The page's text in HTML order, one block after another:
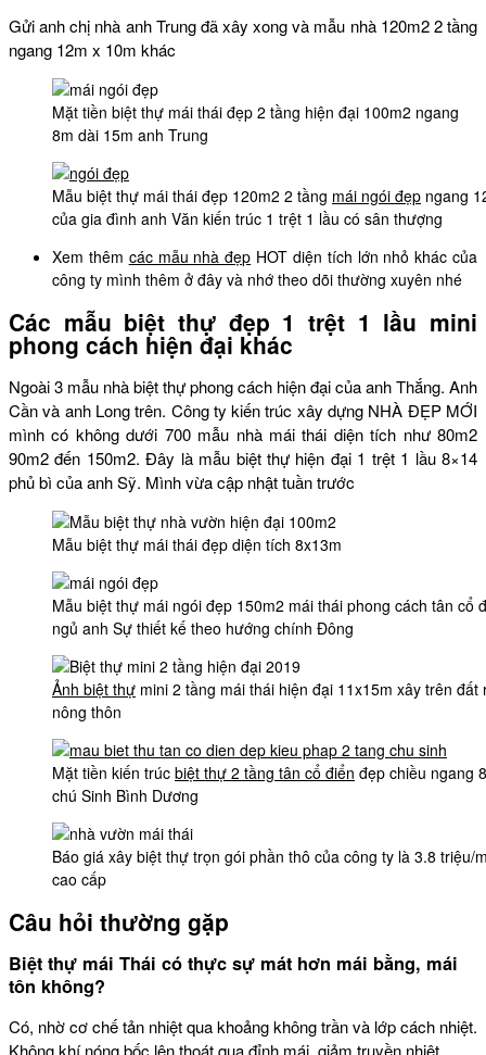
Gửi anh chị nhà anh Trung đã xây xong và mẫu nhà 120m2 2 tầng
ngang 12m x 10m khác
Mặt tiền biệt thự mái thái đẹp 2 tầng hiện đại 100m2 ngang
8m dài 15m anh Trung
Mẫu biệt thự mái thái đẹp 120m2 2 tầng mái ngói đẹp ngang
của gia đình anh Văn kiến trúc 1 trệt 1 lầu có sân thượng
Xem thêm các mẫu nhà đẹp HOT diện tích lớn nhỏ khác của
công ty mình thêm ở đây và nhớ theo dõi thường xuyên nhé
Các mẫu biệt thự đẹp 1 trệt 1 lầu mini
phong cách hiện đại khác
Ngoài 3 mẫu nhà biệt thự phong cách hiện đại của anh Thắng. Anh
Cần và anh Long trên. Công ty kiến trúc xây dựng NHÀ ĐẸP MỚI
mình có không dưới 700 mẫu nhà mái thái diện tích như 80m2
90m2 đến 150m2. Đây là mẫu biệt thự hiện đại 1 trệt 1 lầu 8×14
phủ bì của anh Sỹ. Mình vừa cập nhật tuần trước
Mẫu biệt thự mái thái đẹp diện tích 8x13m
Mẫu biệt thự mái ngói đẹp 150m2 mái thái phong cách tân cổ
ngủ anh Sự thiết kế theo hướng chính Đông
Ảnh biệt thự mini 2 tầng mái thái hiện đại 11x15m xây trên đất
nông thôn
Mặt tiền kiến trúc biệt thự 2 tầng tân cổ điển đẹp chiều ngang
chú Sinh Bình Dương
Báo giá xây biệt thự trọn gói phần thô của công ty là 3.8 triệu/
cao cấp
Câu hỏi thường gặp
Biệt thự mái Thái có thực sự mát hơn mái bằng, mái
tôn không?
Có, nhờ cơ chế tản nhiệt qua khoảng không trần và lớp cách nhiệt.